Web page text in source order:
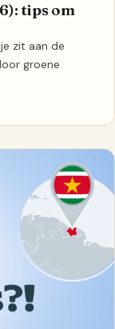
tips om
zit aan de
groene